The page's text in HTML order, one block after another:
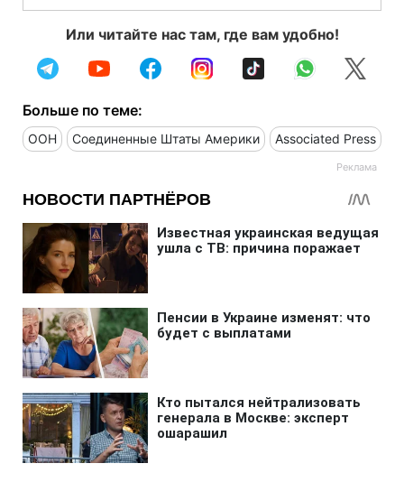
Или читайте нас там, где вам удобно!
Больше по теме:
ООН Соединенные Штаты Америки Associated Press